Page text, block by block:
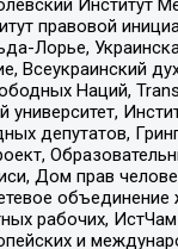
правовой
Лорье,
Наций,
депутатов,
Дом прав
рабочих,
и